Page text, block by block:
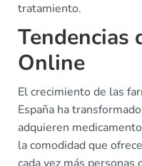
tratamiento.
Tendencias
Online
El crecimiento de las
España ha
adquieren
la comodidad que